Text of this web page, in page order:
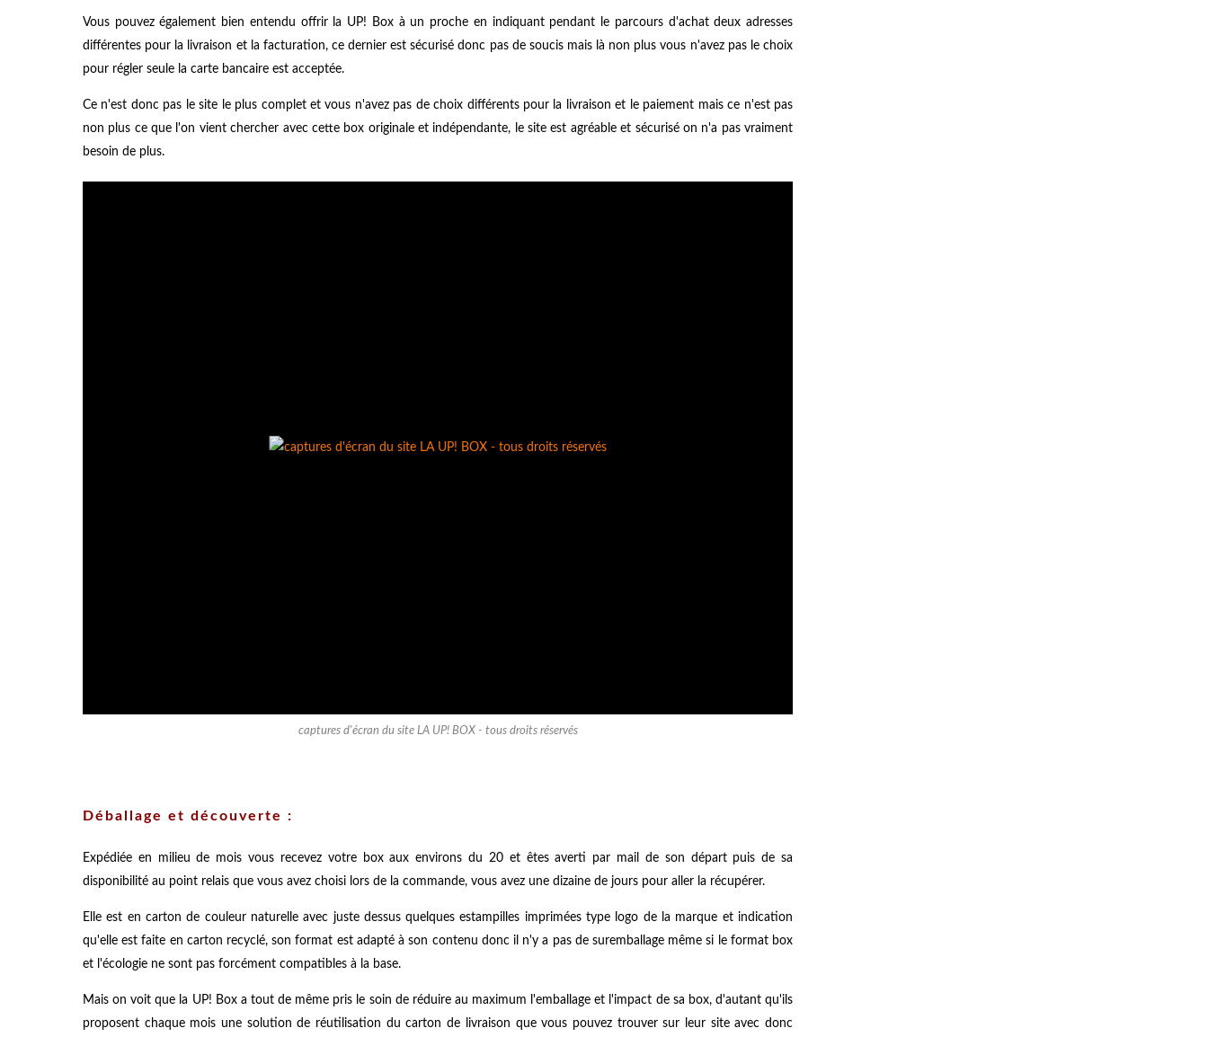
Vous pouvez également bien entendu offrir la UP! Box à un proche en indiquant pendant le parcours d'achat deux adresses
différentes pour la livraison et la facturation, ce dernier est sécurisé donc pas de soucis mais là non plus vous n'avez pas le choix
pour régler seule la carte bancaire est acceptée.
Ce n'est donc pas le site le plus complet et vous n'avez pas de choix différents pour la livraison et le paiement mais ce n'est pas
non plus ce que l'on vient chercher avec cette box originale et indépendante, le site est agréable et sécurisé on n'a pas vraiment
besoin de plus.
captures d'écran du site LA UP! BOX - tous droits réservés
Déballage et découverte :
Expédiée en milieu de mois vous recevez votre box aux environs du 20 et êtes averti par mail de son départ puis de sa
disponibilité au point relais que vous avez choisi lors de la commande, vous avez une dizaine de jours pour aller la récupérer.
Elle est en carton de couleur naturelle avec juste dessus quelques estampilles imprimées type logo de la marque et indication
qu'elle est faite en carton recyclé, son format est adapté à son contenu donc il n'y a pas de suremballage même si le format box
et l'écologie ne sont pas forcément compatibles à la base.
Mais on voit que la UP! Box a tout de même pris le soin de réduire au maximum l'emballage et l'impact de sa box, d'autant qu'ils
proposent chaque mois une solution de réutilisation du carton de livraison que vous pouvez trouver sur leur site avec donc